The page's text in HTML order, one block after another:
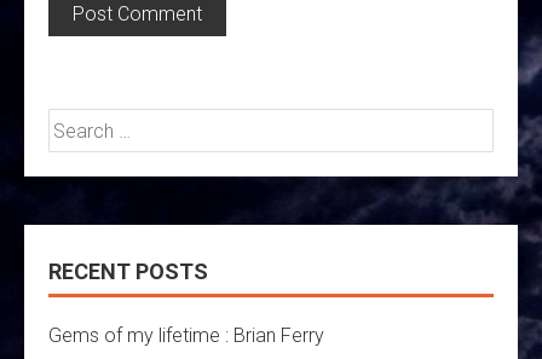
Search
for:
RECENT POSTS
Gems of my lifetime : Brian Ferry